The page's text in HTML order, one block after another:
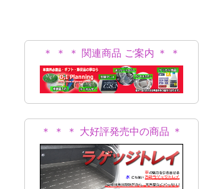
＊ ＊ ＊ 関連商品 ご案内 ＊ ＊
＊
＊ ＊ ＊ 大好評発売中の商品 ＊
＊ ＊